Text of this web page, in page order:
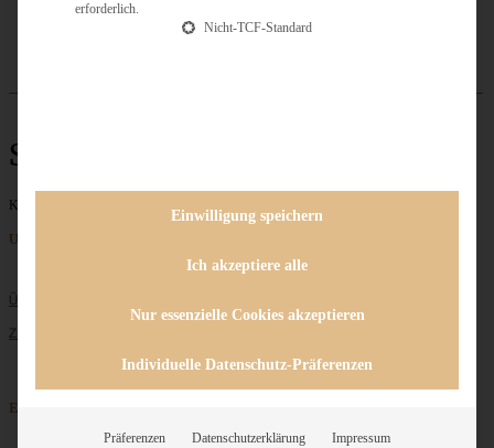
Sommersalat
Keine Beiträge gefunden
Unternehmen
ÜBER MICH
ZUSAMMENARBEIT
Entdecken
erforderlich.
Nicht-TCF-Standard
Einwilligung speichern
Ich akzeptiere alle
Nur essenzielle Cookies akzeptieren
Individuelle Datenschutz-Präferenzen
Präferenzen Datenschutzerklärung Impressum